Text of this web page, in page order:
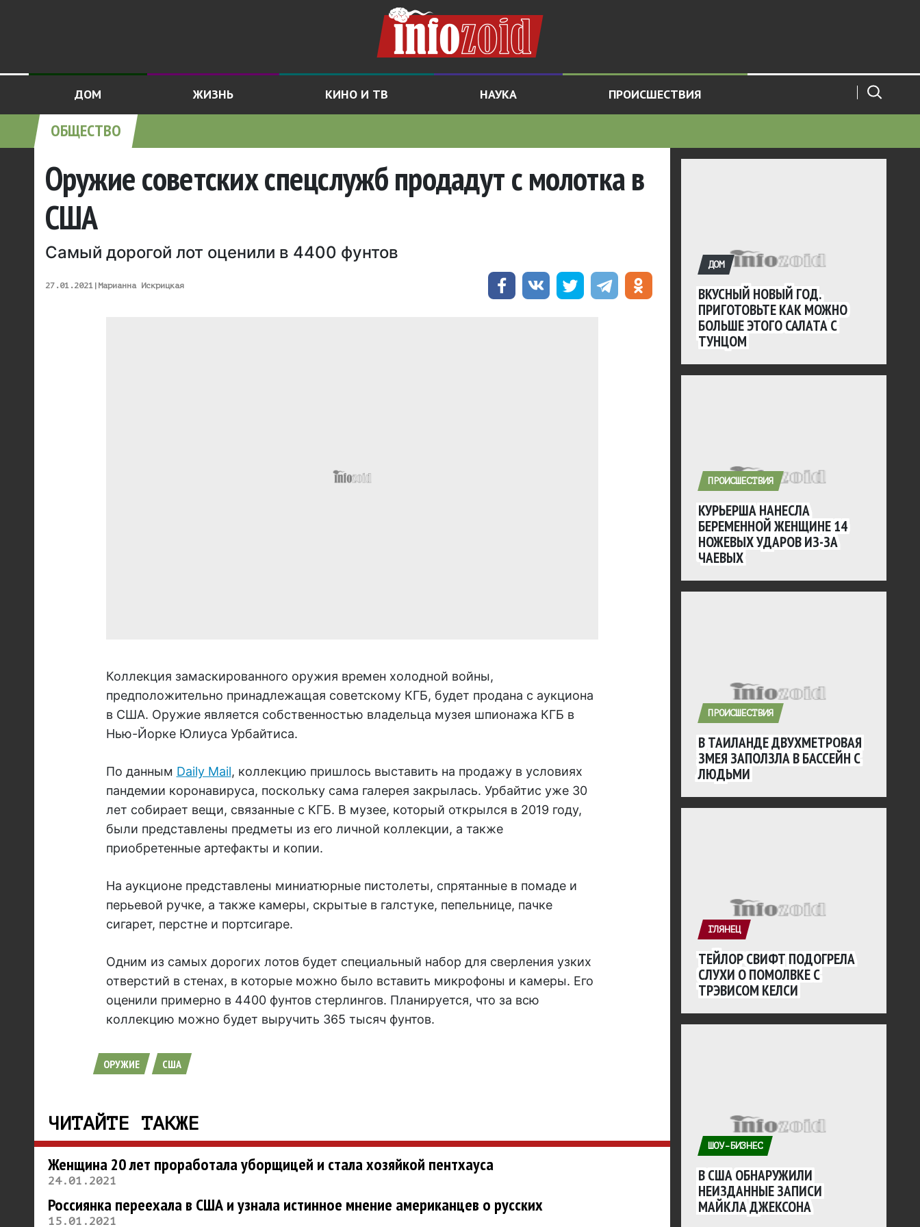
ДОМ ЖИЗНЬ КИНО И ТВ НАУКА ПРОИСШЕСТВИЯ
ОБЩЕСТВО
Оружие советских спецслужб продадут с молотка в
США
Самый дорогой лот оценили в 4400 фунтов
27.01.2021 | Марианна Искрицкая
Коллекция замаскированного оружия времен холодной войны,
предположительно принадлежащая советскому КГБ, будет продана с аукциона
в США. Оружие является собственностью владельца музея шпионажа КГБ в
Нью-Йорке Юлиуса Урбайтиса.
По данным Daily Mail, коллекцию пришлось выставить на продажу в условиях
пандемии коронавируса, поскольку сама галерея закрылась. Урбайтис уже 30
лет собирает вещи, связанные с КГБ. В музее, который открылся в 2019 году,
были представлены предметы из его личной коллекции, а также
приобретенные артефакты и копии.
На аукционе представлены миниатюрные пистолеты, спрятанные в помаде и
перьевой ручке, а также камеры, скрытые в галстуке, пепельнице, пачке
сигарет, перстне и портсигаре.
Одним из самых дорогих лотов будет специальный набор для сверления узких
отверстий в стенах, в которые можно было вставить микрофоны и камеры. Его
оценили примерно в 4400 фунтов стерлингов. Планируется, что за всю
коллекцию можно будет выручить 365 тысяч фунтов.
ОРУЖИЕ США
ЧИТАЙТЕ ТАКЖЕ
Женщина 20 лет проработала уборщицей и стала хозяйкой пентхауса
24.01.2021
Россиянка переехала в США и узнала истинное мнение американцев о русских
15.01.2021
ДОМ
ВКУСНЫЙ НОВЫЙ ГОД.
ПРИГОТОВЬТЕ КАК МОЖНО
БОЛЬШЕ ЭТОГО САЛАТА С
ТУНЦОМ
ПРОИСШЕСТВИЯ
КУРЬЕРША НАНЕСЛА
БЕРЕМЕННОЙ ЖЕНЩИНЕ 14
НОЖЕВЫХ УДАРОВ ИЗ-ЗА
ЧАЕВЫХ
ПРОИСШЕСТВИЯ
В ТАИЛАНДЕ ДВУХМЕТРОВАЯ
ЗМЕЯ ЗАПОЛЗЛА В БАССЕЙН С
ЛЮДЬМИ
ГЛЯНЕЦ
ТЕЙЛОР СВИФТ ПОДОГРЕЛА
СЛУХИ О ПОМОЛВКЕ С
ТРЭВИСОМ КЕЛСИ
ШОУ-БИЗНЕС
В США ОБНАРУЖИЛИ
НЕИЗДАННЫЕ ЗАПИСИ
МАЙКЛА ДЖЕКСОНА